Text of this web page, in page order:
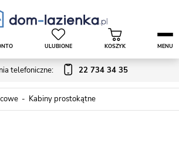
telefoniczne: 22 734 34 35
ULUBIONE KOSZYK MENU
Kabiny prostokątne